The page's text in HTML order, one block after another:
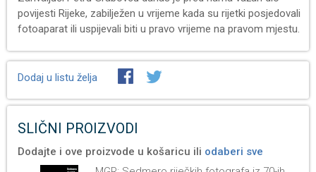
povijesti Rijeke, zabilježen u vrijeme kada su rijetki posjedovali
fotoaparat ili uspijevali biti u pravo vrijeme na pravom mjestu.
Dodaj u listu želja
SLIČNI PROIZVODI
Dodajte i ove proizvode u košaricu ili odaberi sve